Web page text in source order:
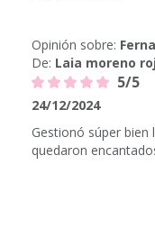
Opinión sobre:
De: Laia moreno
5/5
24/12/2024
Gestionó súper
quedaron